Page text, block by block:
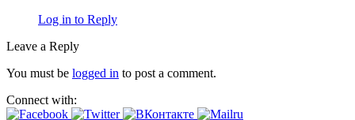
Log in to Reply
Leave a Reply
You must be logged in to post a comment.
Connect with: